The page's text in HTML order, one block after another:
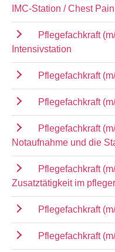
IMC-Station / Chest
Pflegefachkraft
Intensivstation
Pflegefachkraft
Pflegefachkraft
Pflegefachkraft
Notaufnahme und die
Pflegefachkraft
Zusatztätigkeit im
Pflegefachkraft
Pflegefachkraft